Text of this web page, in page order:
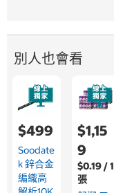
別人也會看
$499
Soodate
K 鋅合金
編織高
$1,15
9
$0.19 / 1
張